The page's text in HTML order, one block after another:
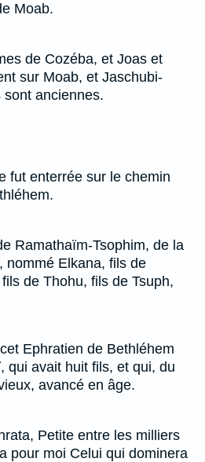
Moab.
de Cozéba, et Joas et
sur Moab, et Jaschubi-
anciennes.
fut enterrée sur le chemin
Ramathaïm-Tsophim, de la
nommé Elkana, fils de
de Thohu, fils de Tsuph,
Ephratien de Bethléhem
qui avait huit fils, et qui, du
avancé en âge.
Petite entre les milliers
pour moi Celui qui dominera